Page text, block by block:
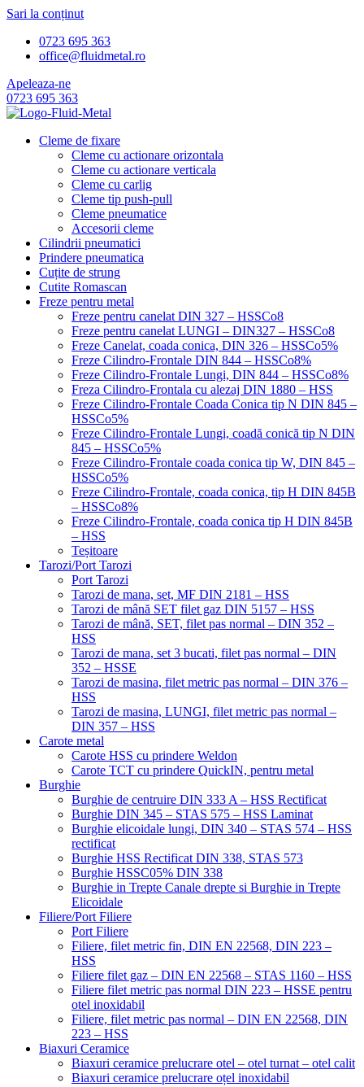
Sari la conținut
0723 695 363
office@fluidmetal.ro
Apeleaza-ne
0723 695 363
Cleme de fixare
Cleme cu actionare orizontala
Cleme cu actionare verticala
Cleme cu carlig
Cleme tip push-pull
Cleme pneumatice
Accesorii cleme
Cilindrii pneumatici
Prindere pneumatica
Cuțite de strung
Cutite Romascan
Freze pentru metal
Freze pentru canelat DIN 327 – HSSCo8
Freze pentru canelat LUNGI – DIN327 – HSSCo8
Freze Canelat, coada conica, DIN 326 – HSSCo5%
Freze Cilindro-Frontale DIN 844 – HSSCo8%
Freze Cilindro-Frontale Lungi, DIN 844 – HSSCo8%
Freza Cilindro-Frontala cu alezaj DIN 1880 – HSS
Freze Cilindro-Frontale Coada Conica tip N DIN 845 –
HSSCo5%
Freze Cilindro-Frontale Lungi, coadă conică tip N DIN
845 – HSSCo5%
Freze Cilindro-Frontale coada conica tip W, DIN 845 –
HSSCo5%
Freze Cilindro-Frontale, coada conica, tip H DIN 845B
– HSSCo8%
Freze Cilindro-Frontale, coada conica tip H DIN 845B
– HSS
Teșitoare
Tarozi/Port Tarozi
Port Tarozi
Tarozi de mana, set, MF DIN 2181 – HSS
Tarozi de mână SET filet gaz DIN 5157 – HSS
Tarozi de mână, SET, filet pas normal – DIN 352 –
HSS
Tarozi de mana, set 3 bucati, filet pas normal – DIN
352 – HSSE
Tarozi de masina, filet metric pas normal – DIN 376 –
HSS
Tarozi de masina, LUNGI, filet metric pas normal –
DIN 357 – HSS
Carote metal
Carote HSS cu prindere Weldon
Carote TCT cu prindere QuickIN, pentru metal
Burghie
Burghie de centruire DIN 333 A – HSS Rectificat
Burghie DIN 345 – STAS 575 – HSS Laminat
Burghie elicoidale lungi, DIN 340 – STAS 574 – HSS
rectificat
Burghie HSS Rectificat DIN 338, STAS 573
Burghie HSSC05% DIN 338
Burghie in Trepte Canale drepte si Burghie in Trepte
Elicoidale
Filiere/Port Filiere
Port Filiere
Filiere, filet metric fin, DIN EN 22568, DIN 223 –
HSS
Filiere filet gaz – DIN EN 22568 – STAS 1160 – HSS
Filiere filet metric pas normal DIN 223 – HSSE pentru
otel inoxidabil
Filiere, filet metric pas normal – DIN EN 22568, DIN
223 – HSS
Biaxuri Ceramice
Biaxuri ceramice prelucrare otel – otel turnat – otel calit
Biaxuri ceramice prelucrare oțel inoxidabil